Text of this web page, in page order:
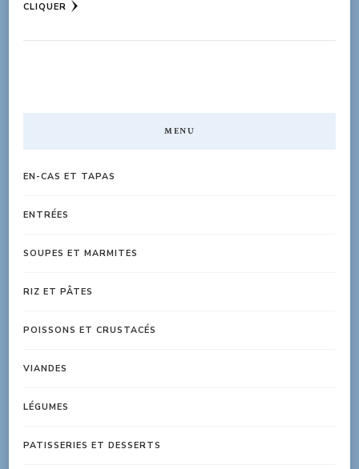
CLIQUER
MENU
EN-CAS ET TAPAS
ENTRÉES
SOUPES ET MARMITES
RIZ ET PÂTES
POISSONS ET CRUSTACÉS
VIANDES
LÉGUMES
PATISSERIES ET DESSERTS